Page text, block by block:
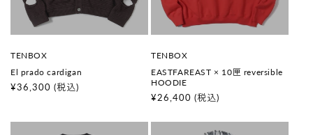
販
元
:
TENBOX
El prado cardigan
通
¥36,300 (税込)
販
元
:
TENBOX
EASTFAREAST × 10匣 reversible
HOODIE
通
価
¥26,400 (税込)